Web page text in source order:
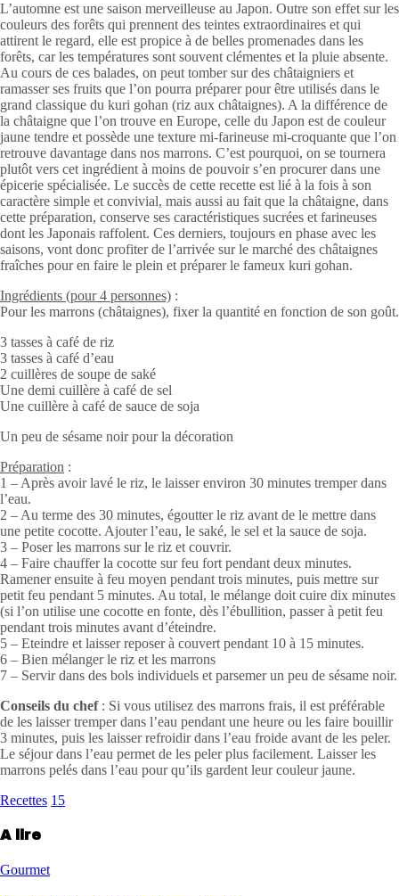
L’automne est une saison merveilleuse au Japon. Outre son effet sur les
couleurs des forêts qui prennent des teintes extraordinaires et qui
attirent le regard, elle est propice à de belles promenades dans les
forêts, car les températures sont souvent clémentes et la pluie absente.
Au cours de ces balades, on peut tomber sur des châtaigniers et
ramasser ses fruits que l’on pourra préparer pour être utilisés dans le
grand classique du kuri gohan (riz aux châtaignes). A la différence de
la châtaigne que l’on trouve en Europe, celle du Japon est de couleur
jaune tendre et possède une texture mi-farineuse mi-croquante que l’on
retrouve davantage dans nos marrons. C’est pourquoi, on se tournera
plutôt vers cet ingrédient à moins de pouvoir s’en procurer dans une
épicerie spécialisée. Le succès de cette recette est lié à la fois à son
caractère simple et convivial, mais aussi au fait que la châtaigne, dans
cette préparation, conserve ses caractéristiques sucrées et farineuses
dont les Japonais raffolent. Ces derniers, toujours en phase avec les
saisons, vont donc profiter de l’arrivée sur le marché des châtaignes
fraîches pour en faire le plein et préparer le fameux kuri gohan.
Ingrédients (pour 4 personnes) :
Pour les marrons (châtaignes), fixer la quantité en fonction de son goût.
3 tasses à café de riz
3 tasses à café d’eau
2 cuillères de soupe de saké
Une demi cuillère à café de sel
Une cuillère à café de sauce de soja
Un peu de sésame noir pour la décoration
Préparation :
1 – Après avoir lavé le riz, le laisser environ 30 minutes tremper dans
l’eau.
2 – Au terme des 30 minutes, égoutter le riz avant de le mettre dans
une petite cocotte. Ajouter l’eau, le saké, le sel et la sauce de soja.
3 – Poser les marrons sur le riz et couvrir.
4 – Faire chauffer la cocotte sur feu fort pendant deux minutes.
Ramener ensuite à feu moyen pendant trois minutes, puis mettre sur
petit feu pendant 5 minutes. Au total, le mélange doit cuire dix minutes
(si l’on utilise une cocotte en fonte, dès l’ébullition, passer à petit feu
pendant trois minutes avant d’éteindre.
5 – Eteindre et laisser reposer à couvert pendant 10 à 15 minutes.
6 – Bien mélanger le riz et les marrons
7 – Servir dans des bols individuels et parsemer un peu de sésame noir.
Conseils du chef: Si vous utilisez des marrons frais, il est préférable
de les laisser tremper dans l’eau pendant une heure ou les faire bouillir
3 minutes, puis les laisser refroidir dans l’eau froide avant de les peler.
Le séjour dans l’eau permet de les peler plus facilement. Laisser les
marrons pelés dans l’eau pour qu’ils gardent leur couleur jaune.
Recettes 15
A lire
Gourmet